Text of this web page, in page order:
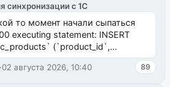
синхронизации с 1С
то момент начали сыпаться
executing statement: INSERT
(`product_id`,
·02 августа 2026, 10:40 89